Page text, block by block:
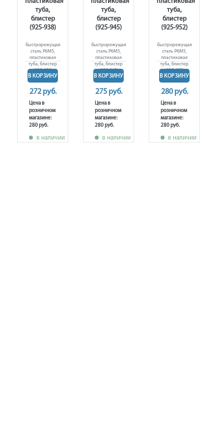
туба,
блистер
(925-938)
быстрорежущая
сталь Р6М5,
пластиковая
туба, блистер
(925-938)
В КОРЗИНУ
272 руб.
Цена в
розничном
магазине:
280 руб.
в наличии
туба,
блистер
(925-945)
быстрорежущая
сталь Р6М5,
пластиковая
туба, блистер
(925-945)
В КОРЗИНУ
275 руб.
Цена в
розничном
магазине:
280 руб.
в наличии
туба,
блистер
(925-952)
быстрорежущая
сталь Р6М5,
пластиковая
туба, блистер
(925-952)
В КОРЗИНУ
280 руб.
Цена в
розничном
магазине:
280 руб.
в наличии